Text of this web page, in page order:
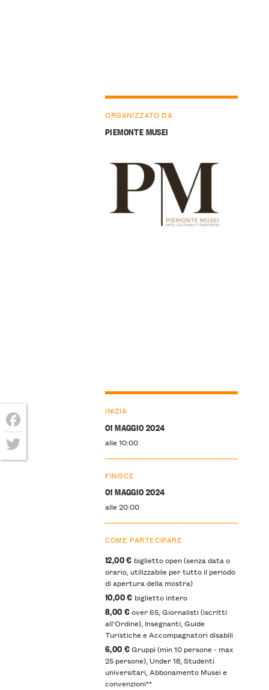
ORGANIZZATO DA
PIEMONTE MUSEI
INIZIA
01 MAGGIO 2024
alle 10:00
FINISCE
01 MAGGIO 2024
alle 20:00
COME PARTECIPARE
12,00 € biglietto open (senza data o
orario, utilizzabile per tutto il periodo
di apertura della mostra)
10,00 € biglietto intero
8,00 €over 65, Giornalisti (iscritti
all'Ordine), Insegnanti, Guide
Turistiche e Accompagnatori disabili
6,00 €Gruppi (min 10 persone - max
25 persone), Under 18, Studenti
universitari, Abbonamento Musei e
convenzioni**
Facebook
Twitter